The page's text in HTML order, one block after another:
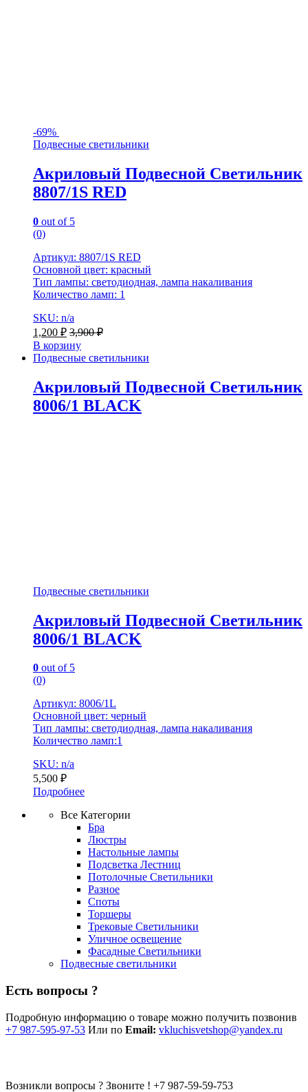
-69%
Подвесные светильники
Акриловый Подвесной Светильник
8807/1S RED
0 out of 5
(0)
Артикул: 8807/1S RED
Основной цвет: красный
Тип лампы: светодиодная, лампа накаливания
Количество ламп: 1
SKU: n/a
1,200 ₽ 3,900₽
В корзину
Подвесные светильники
Акриловый Подвесной Светильник
8006/1 BLACK
Подвесные светильники
Акриловый Подвесной Светильник
8006/1 BLACK
0 out of 5
(0)
Артикул: 8006/1L
Основной цвет: черный
Тип лампы: светодиодная, лампа накаливания
Количество ламп:1
SKU: n/a
5,500 ₽
Подробнее
Все Категории
Бра
Люстры
Настольные лампы
Подсветка Лестниц
Потолочные Светильники
Разное
Споты
Торшеры
Трековые Светильники
Уличное освещение
Фасадные Светильники
Подвесные светильники
Есть вопросы ?
Подробную информацию о товаре можно получить позвонив
+7 987-595-97-53 Или по Email: vkluchisvetshop@yandex.ru
Возникли вопросы ? Звоните ! +7 987-59-59-753